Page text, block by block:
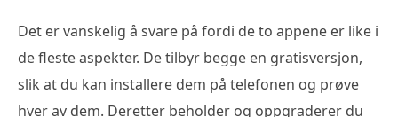
Det er vanskelig å svare på fordi de to appene er like i
de fleste aspekter. De tilbyr begge en gratisversjon,
slik at du kan installere dem på telefonen og prøve
hver av dem. Deretter beholder og oppgraderer du